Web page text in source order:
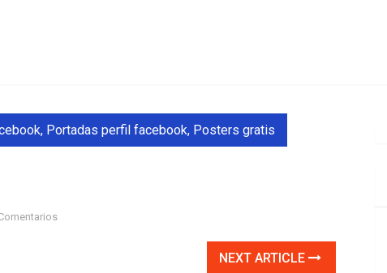
, Portadas perfil facebook, Posters gratis
NEXT ARTICLE